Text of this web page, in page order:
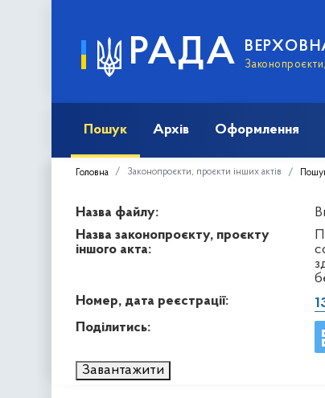
РАДА
Пошук Архів Оформлення
Головна Законопроєкти, проєкти інших актів
Назва файлу:
Назва законопроєкту, проєкту
іншого акта:
Номер, дата реєстрації:
Поділитись:
Завантажити